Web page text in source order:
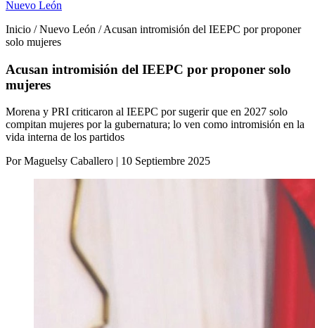
Nuevo León
Inicio / Nuevo León / Acusan intromisión del IEEPC por proponer
solo mujeres
Acusan intromisión del IEEPC por proponer solo
mujeres
Morena y PRI criticaron al IEEPC por sugerir que en 2027 solo
compitan mujeres por la gubernatura; lo ven como intromisión en la
vida interna de los partidos
Por Maguelsy Caballero | 10 Septiembre 2025